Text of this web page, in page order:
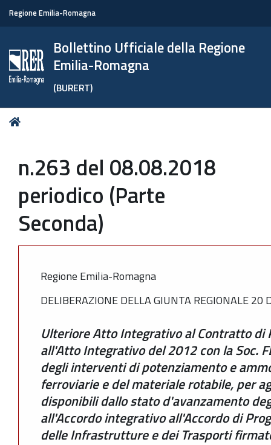
Regione Emilia-Romagna
Bollettino Ufficiale della Regione
Emilia-Romagna
(BURERT)
Tu
n.263 del 08.08.2018
periodico (Parte
Seconda)
Regione Emilia-Romagna
DELIBERAZIONE DELLA GIUNTA REGIONALE
Ulteriore Atto Integrativo al Contratto di
all'Atto Integrativo del 2012 con la Soc.
degli interventi di potenziamento e
ferroviarie e del materiale rotabile, per
disponibili dallo stato d'avanzamento
all'Accordo integrativo all'Accordo di
delle Infrastrutture e dei Trasporti